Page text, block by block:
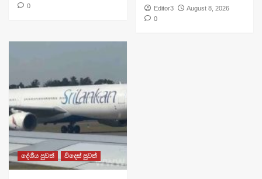
0
Editor3
August 8, 2026
0
දේශීය පුවත් විදෙස් පුවත්